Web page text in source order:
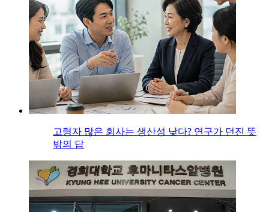
고령자 많은 회사는 생산성 낮다? 연구가 던진 뜻
밖의 답